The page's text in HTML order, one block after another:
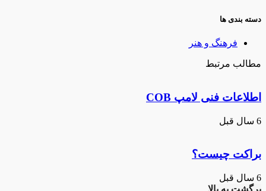
دسته بندی ها
فرهنگ و هنر
مطالب مرتبط
اطلاعات فنی لامپ COB
6 سال قبل
براکت چیست؟
6 سال قبل
برگشت به بالا